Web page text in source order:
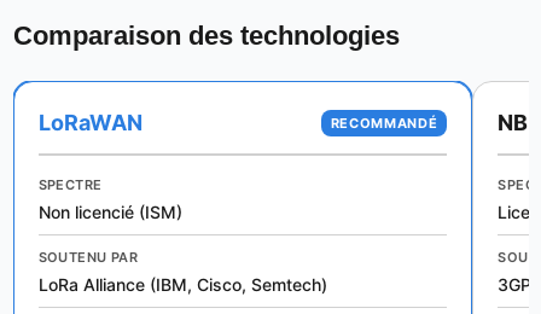
Comparaison des technologies
LoRaWAN RECOMMANDÉ
SPECTRE
Non licencié (ISM)
SOUTENU PAR
LoRa Alliance (IBM, Cisco, Semtech)